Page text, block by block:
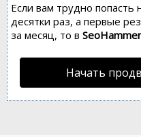
Если вам трудно
десятки раз, а первые
за месяц, то в SeoHammer
Начать